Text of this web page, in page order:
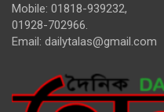
Mobile: 01818-939232,
01928-702966.
Email: dailytalas@gmail.com